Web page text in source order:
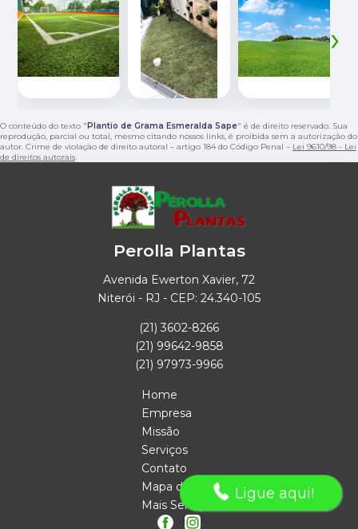
‹ ›
O conteúdo do texto " Plantio de Grama Esmeralda Sape" é de direito reservado. Sua
reprodução, parcial ou total, mesmo citando nossos links, é proibida sem a autorização do
autor. Crime de violação de direito autoral – artigo 184 do Código Penal – Lei 9610/98 - Lei
de direitos autorais.
Perolla Plantas
Avenida Ewerton Xavier, 72
Niterói - RJ - CEP: 24.340-105
(21) 3602-8266
(21) 99642-9858
(21) 97973-9966
Home
Empresa
Missão
Serviços
Contato
Mapa do site
Mais Serviços
Ligue aqui!